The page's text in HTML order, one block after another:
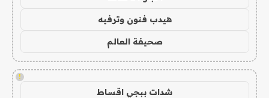
هيدب فنون وترفيه
صحيفة العالم
!
شدات ببجي اقساط